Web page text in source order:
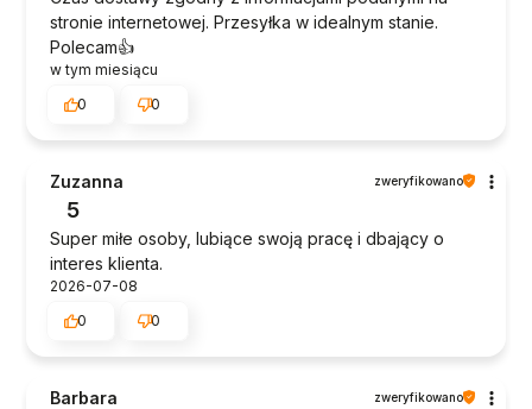
stronie internetowej. Przesyłka w idealnym stanie.
Polecam👍️
w tym miesiącu
0
0
Zuzanna zweryfikowano
5
Super miłe osoby, lubiące swoją pracę i dbający o
interes klienta.
2026-07-08
0
0
Barbara zweryfikowano